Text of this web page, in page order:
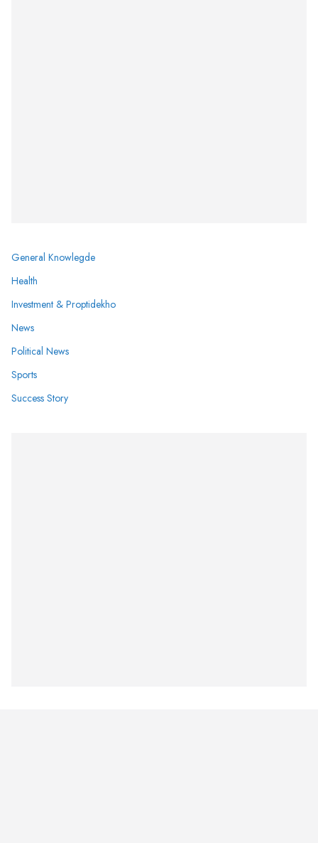
General Knowlegde
Health
Investment & Proptidekho
News
Political News
Sports
Success Story